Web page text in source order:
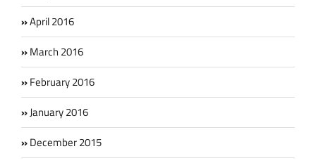
April 2016
March 2016
February 2016
January 2016
December 2015